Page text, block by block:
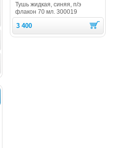
Тушь жидкая, синяя, п/э
флакон 70 мл. 300019
3 400